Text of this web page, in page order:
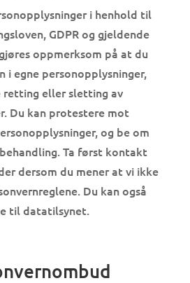
i henhold til
GDPR og gjeldende
oppmerksom på at du
i egne personopplysninger,
retting eller sletting av
Du kan protestere mot
og be om
Ta først kontakt
dersom du mener at vi ikke
Du kan også
til datatilsynet.